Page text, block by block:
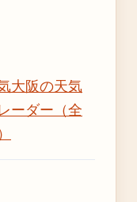
大阪の天気
ーダー（全